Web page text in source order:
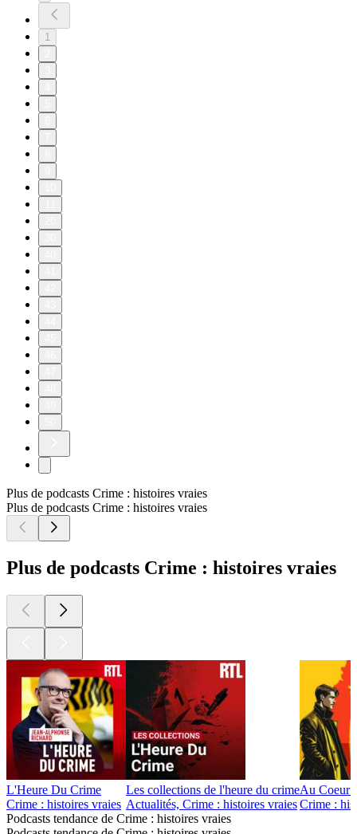
1
Plus de podcasts Crime : histoires vraies
Plus de podcasts Crime : histoires vraies
Plus de podcasts Crime : histoires vraies
L'Heure Du Crime
Crime : histoires vraies
Les collections de l'heure du crime
Actualités, Crime : histoires vraies
Au Coeur
Crime :
Podcasts tendance de Crime : histoires vraies